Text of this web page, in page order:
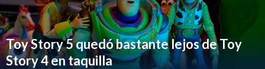
Toy Story 5 quedó bastante lejos de Toy
Story 4 en taquilla